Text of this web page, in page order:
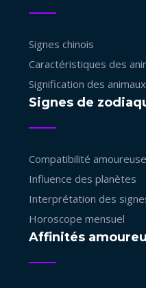
Signes chinois
Caractéristiques des
Signification des animaux
Signes de
Compatibilité amoureuse
Influence des planètes
Interprétation des
Horoscope mensuel
Affinités